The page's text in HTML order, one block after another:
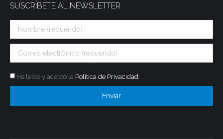
SUSCRÍBETE AL NEWSLETTER
He leído y acepto la Política de Privacidad.